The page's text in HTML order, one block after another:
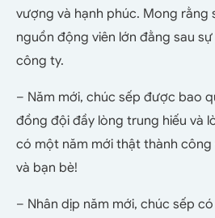
vượng và hạnh phúc. Mong rằng
nguồn động viên lớn đằng sau
công ty.
– Năm mới, chúc sếp được bao
đồng đội đầy lòng trung hiếu và
có một năm mới thật thành công
và bạn bè!
– Nhân dịp năm mới, chúc sếp